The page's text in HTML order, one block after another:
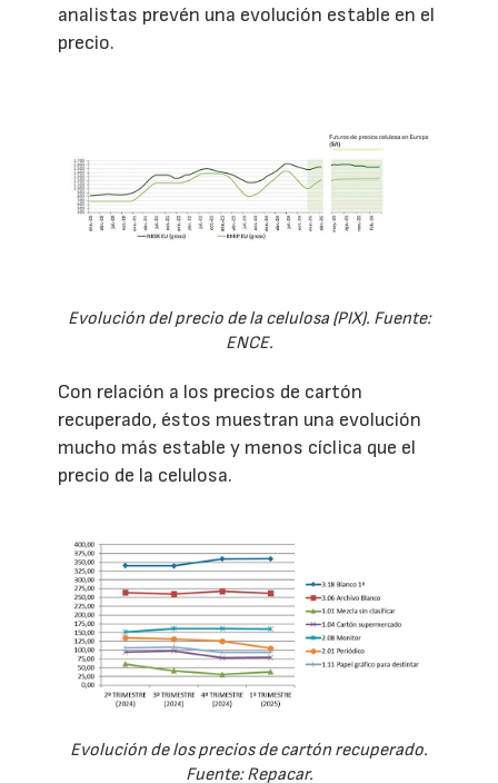
analistas prevén una evolución estable en el
precio.
Evolución del precio de la celulosa (PIX). Fuente:
ENCE.
Con relación a los precios de cartón
recuperado, éstos muestran una evolución
mucho más estable y menos cíclica que el
precio de la celulosa.
Evolución de los precios de cartón recuperado.
Fuente: Repacar.